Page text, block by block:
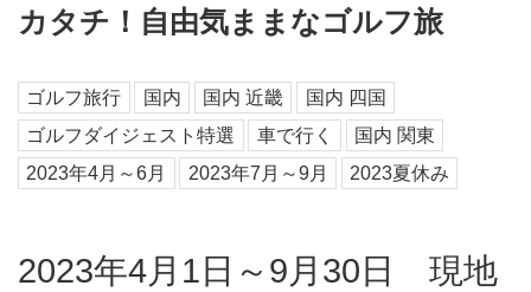
カタチ！自由気ままなゴルフ旅
ゴルフ旅行 国内 国内 近畿
国内 四国
ゴルフダイジェスト特選
車で行く
国内 関東
2023年4月～6月
2023年7月～9月 2023夏休み
2023年4月1日～9月30日 現地